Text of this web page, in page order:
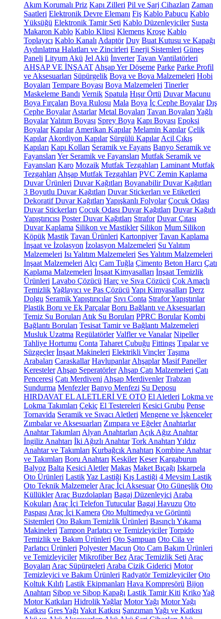
Akım Korumalı Priz Kapı Zilleri Pil ve Şarj Cihazları Zaman
Saatleri Elektronik Devre Elemanı Fiş Kablo Pabucu Kablo
Yüksüğü Elektronik Tamir Seti Kablo Düzenleyiciler Susta
Makaron Kablo Kablo Klipsi Klemens Kroşe Kablo
Toplayıcı Kablo Kanalı Adaptör Duy Buat Kutusu ve Kapağı
Aydınlatma Halatları ve Zincirleri Enerji Sistemleri Güneş
Paneli Lityum Akü Jel Akü İnverter Tavan Vantilatörleri
AHŞAP VE İNŞAAT Ahşap Yer Döşeme Parke Parke Profil
ve Aksesuarları Süpürgelik Boya ve Boya Malzemeleri Hobi
Boyaları Tempare Boyası Boya Malzemeleri Tinerler
Maskeleme Bandı Vernik Spatula Hışır Örtü Duvar Macunu
Boya Fırçaları Boya Rulosu Mala Boya İç Cephe Boyalar Dış
Cephe Boyalar Astarlar Metal Boyaları Tavan Boyaları Yağlı
BoyalarYalıtım Boyası Sprey Boya Kapı Boyası Epoksi
Boyalar Kapılar Amerikan Kapılar Melamin Kapılar Çelik
Kapılar Akordiyon Kapılar Sürgülü Kapılar Acil Çıkış
Kapıları Kapı Kolları Seramik ve Fayans Banyo Seramik ve
Fayansları Yer Seramik ve Fayansları Mutfak Seramik ve
Fayansları Karo Mozaik Mutfak Tezgahları Laminant Mutfak
Tezgahları Ahşap Mutfak Tezgahları PVC Zemin Kaplama
Duvar Ürünleri Duvar Kağıtları Boyanabilir Duvar Kağıtları
3 Boyutlu Duvar Kağıtları Duvar Stickerları ve Etiketleri
Dekoratif Duvar Kağıtları Yapışkanlı Folyolar Çocuk Odası
Duvar Stickerları Çocuk Odası Duvar Kağıtları Duvar Kağıdı
Yapıştırıcısı Poster Duvar Kağıtları Strafor Duvar Çıtası
Duvar Kaplama Silikon ve Mastikler Silikon Mum Silikon
Köpük Mastik Tavan Ürünleri Kartonpiyer Tavan Kaplama
İnşaat ve İzolasyon İzolasyon Malzemeleri Su Yalıtım
Malzemeleri Isı Yalıtım Malzemeleri Ses Yalıtım Malzemeleri
İnşaat Malzemeleri Alçı Cam Tuğla Çimento Beton Harcı Çatı
Kaplama Malzemeleri İnşaat Kimyasalları İnşaat Temizlik
Ürünleri Lavabo Çözücü Harç ve Sıva Çözücü Çok Amaçlı
TemizlikYağlayıcı ve Pas Çözücü Yapı Kimyasalları Derz
Dolgu Seramik Yapıştırıcılar Sıvı Conta Strafor Yapıştırılar
Plastik Boru ve Ek Parçalar Boru Bağlantı ve Aksesuarları
Temiz Su Boruları Atık Su Boruları PPRC Borular Kombi
Bağlantı Boruları Tesisat Tamir ve Bağlantı Malzemeleri
Musluk Uzatma Regülatörler Valfler ve Vanalar Nipeller
Tahliye Hortumu Conta Taharet Çubuğu Fittings Tıpalar ve
Süzgeçler İnşaat Makineleri Elektrikli Vinçler Taşıma
Arabaları Caraskallar Havlupanlar Ahşaplar Masif Paneller
Keresteler Ahşap Seperatörler Ahşap Çatı Malzemeleri Çatı
Penceresi Çatı Merdiveni Ahşap Merdivenler Trabzan
Sundurma Menfezler Banyo Menfezi Su Deposu
HIRDAVAT EL ALETLERİ VE OTO El Aletleri Lokma ve
Lokma Takımları Çekiç El Testereleri Kesici Grubu Pense
Tornavida Seramik ve Sıvacı Aletleri Mengene ve İşkenceler
Zımbalar ve Aksesuarları Zımpara ve Eğeler Anahtarlar
Anahtar Takımları Alyan Anahtarları Açık Ağız Anahtar
İngiliz Anahtarı İki Ağızlı Anahtar Tork Anahtarı Yıldız
Anahtar ve Takımları Kurbağcık Anahtarı Kombine Anahtar
ve Takımları Boru Anahtarı Keskiler Keser Kargaburun
Balyoz Balta Kesici Aletler Makas Maket Bıçağı Iskarpela
Oto Ürünleri LastikYaz Lastiği Kış Lastiği 4 Mevsim Lastik
Oto Teknik Malzemeler Araç İçi Aksesuar Oto Güneşlik Oto
Küllükler Araç Buzdolapları Bagaj Düzenleyici Araba
Kokuları Araç İçi Telefon Tutucular Bagaj Havuzu Oto
Paspası Araç İçi Kamera Oto Multimedya ve Görüntü
Sistemleri Oto Bakım Temizlik Ürünleri Basınçlı Yıkama
Makineleri Tampon Parlatıcı ve Temizleyiciler Torpido
Temizlik ve Bakım Ürünleri Oto Şampuan Oto Cila ve
Parlatıcı Ürünleri Polyester Macun Oto Cam Bakım Ürünleri
ve Temizleyiciler Mikrofiber Bez Araç Temizlik Seti Araç
Boyaları Araç Süpürgeleri Araba Çizik Giderici Motor
Temizleyici ve Bakım Ürünleri Radyatör Temizleyiciler Oto
Koltuk Kılıfı Lastik Ekipmanları Hava Kompresörü Bijon
Anahtarı Sibop ve Sibop Kapağı Lastik Tamir Kiti KrikoYağ
Motor Katkıları Hidrolik Yağlar Motor Yağı Motor Yağı
Katkısı Gres Yağı Yakıt Katkısı Şanzıman Yağı ve Katkısı